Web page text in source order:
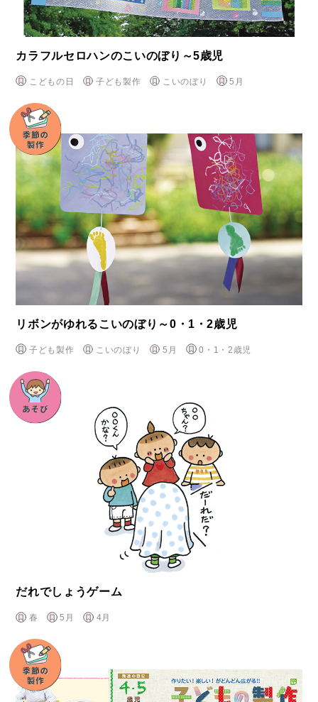
カラフルセロハンのこいのぼり～5歳児
こどもの日 子ども製作 こいのぼり 5月
リボンがゆれるこいのぼり～0・1・2歳児
子ども製作 こいのぼり 5月 0・1・2歳児
だれでしょうゲーム
春 5月 4月